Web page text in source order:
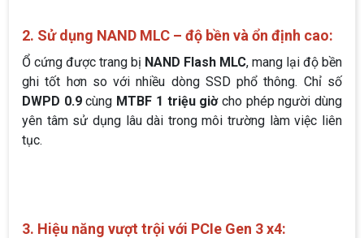
2. Sử dụng NAND MLC – độ bền và ổn định cao:
Ổ cứng được trang bị NAND Flash MLC, mang lại độ bền
ghi tốt hơn so với nhiều dòng SSD phổ thông. Chỉ số
DWPD 0.9cùng MTBF 1 triệu giờcho phép người dùng
yên tâm sử dụng lâu dài trong môi trường làm việc liên
tục.
3. Hiệu năng vượt trội với PCIe Gen 3 x4: